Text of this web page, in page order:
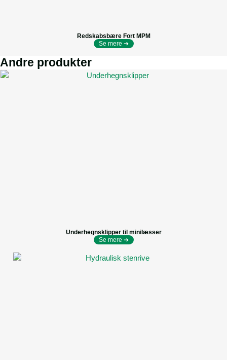
Redskabsbære Fort MPM
Se mere ➔
Andre produkter
Underhegnsklipper til minilæsser
Se mere ➔